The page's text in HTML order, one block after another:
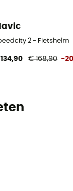
2 - Fietshelm
€ 168,90 -